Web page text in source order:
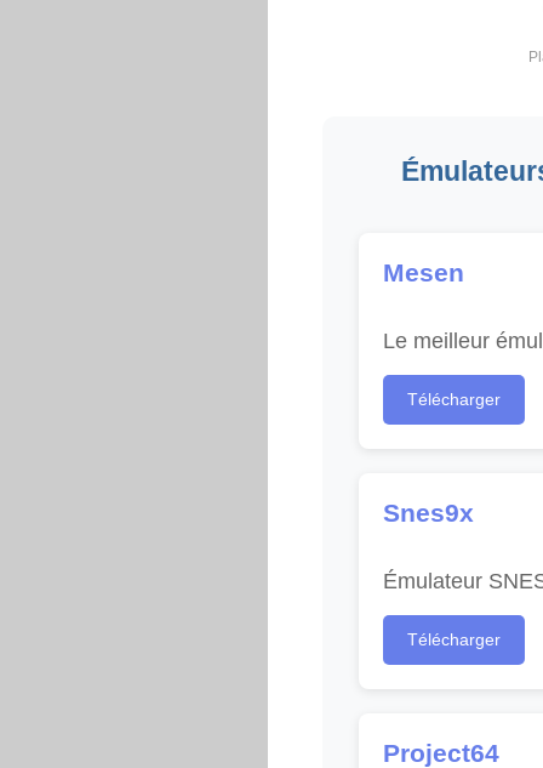
Mesen
Le meilleur
Télécharger
Snes9x
Émulateur
Télécharger
Project64